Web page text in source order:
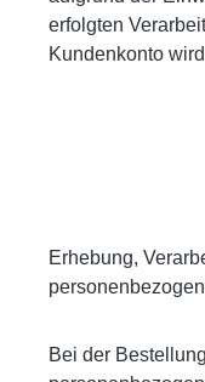
erfolgten
Kundenkonto
Erhebung,
Bei der